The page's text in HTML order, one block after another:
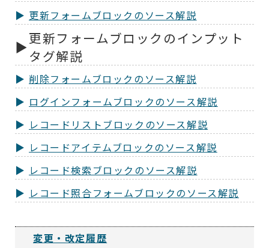
更新フォームブロックのソース解説
更新フォームブロックのインプット
タグ解説
削除フォームブロックのソース解説
ログインフォームブロックのソース解説
レコードリストブロックのソース解説
レコードアイテムブロックのソース解説
レコード検索ブロックのソース解説
レコード照合フォームブロックのソース解説
変更・改定履歴